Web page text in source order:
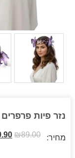
נזר פיות
מחיר: ₪89.00